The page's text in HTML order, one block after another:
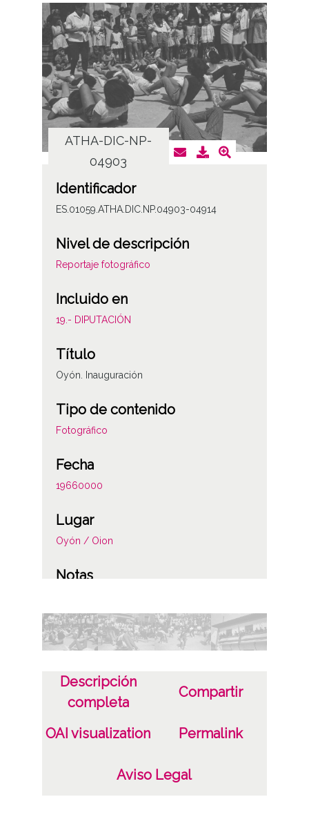
ATHA-DIC-NP-
04903
Identificador
ES.01059.ATHA.DIC.NP.04903-04914
Nivel de descripción
Reportaje fotográfico
Incluido en
19.- DIPUTACIÓN
Título
Oyón. Inauguración
Tipo de contenido
Fotográfico
Fecha
19660000
Lugar
Oyón / Oion
Notas
26-35
Licencia de las imágenes
Descripción
completa
Compartir
OAI visualization Permalink
Aviso Legal